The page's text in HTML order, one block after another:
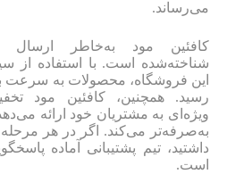
می‌رساند.
کافئین مود به‌خاطر ارسال
شناخته‌شده است. با استفاده از
این فروشگاه، محصولات به سرعت
رسید. همچنین، کافئین مود
ویژه‌ای به مشتریان خود ارائه
به‌صرفه‌تر می‌کند. اگر در هر
داشتید، تیم پشتیبانی آماده
است.